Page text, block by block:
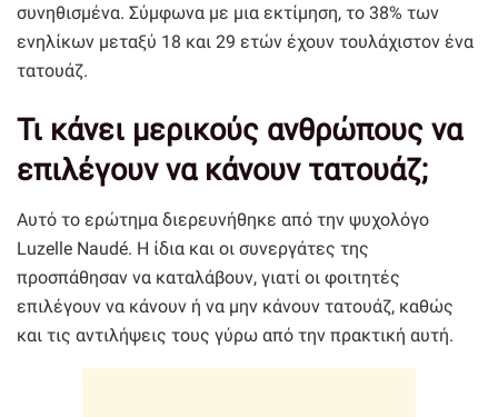
συνηθισμένα. Σύμφωνα με μια εκτίμηση, το 38% των
ενηλίκων μεταξύ 18 και 29 ετών έχουν τουλάχιστον ένα
τατουάζ.
Τι κάνει μερικούς ανθρώπους να
επιλέγουν να κάνουν τατουάζ;
Αυτό το ερώτημα διερευνήθηκε από την ψυχολόγο
Luzelle Naudé. Η ίδια και οι συνεργάτες της
προσπάθησαν να καταλάβουν, γιατί οι φοιτητές
επιλέγουν να κάνουν ή να μην κάνουν τατουάζ, καθώς
και τις αντιλήψεις τους γύρω από την πρακτική αυτή.